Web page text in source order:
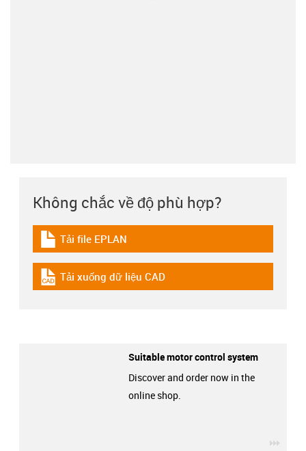
Không chắc về độ phù hợp?
igus-icon-download-plan
Tải file EPLAN
igus-icon-cad-dateien
Tải xuống dữ liệu CAD
Suitable motor control system
Discover and order now in the
online shop.